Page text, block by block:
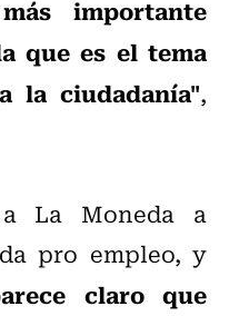
importante
que es el tema
la ciudadanía",
a La Moneda a
pro empleo, y
claro que